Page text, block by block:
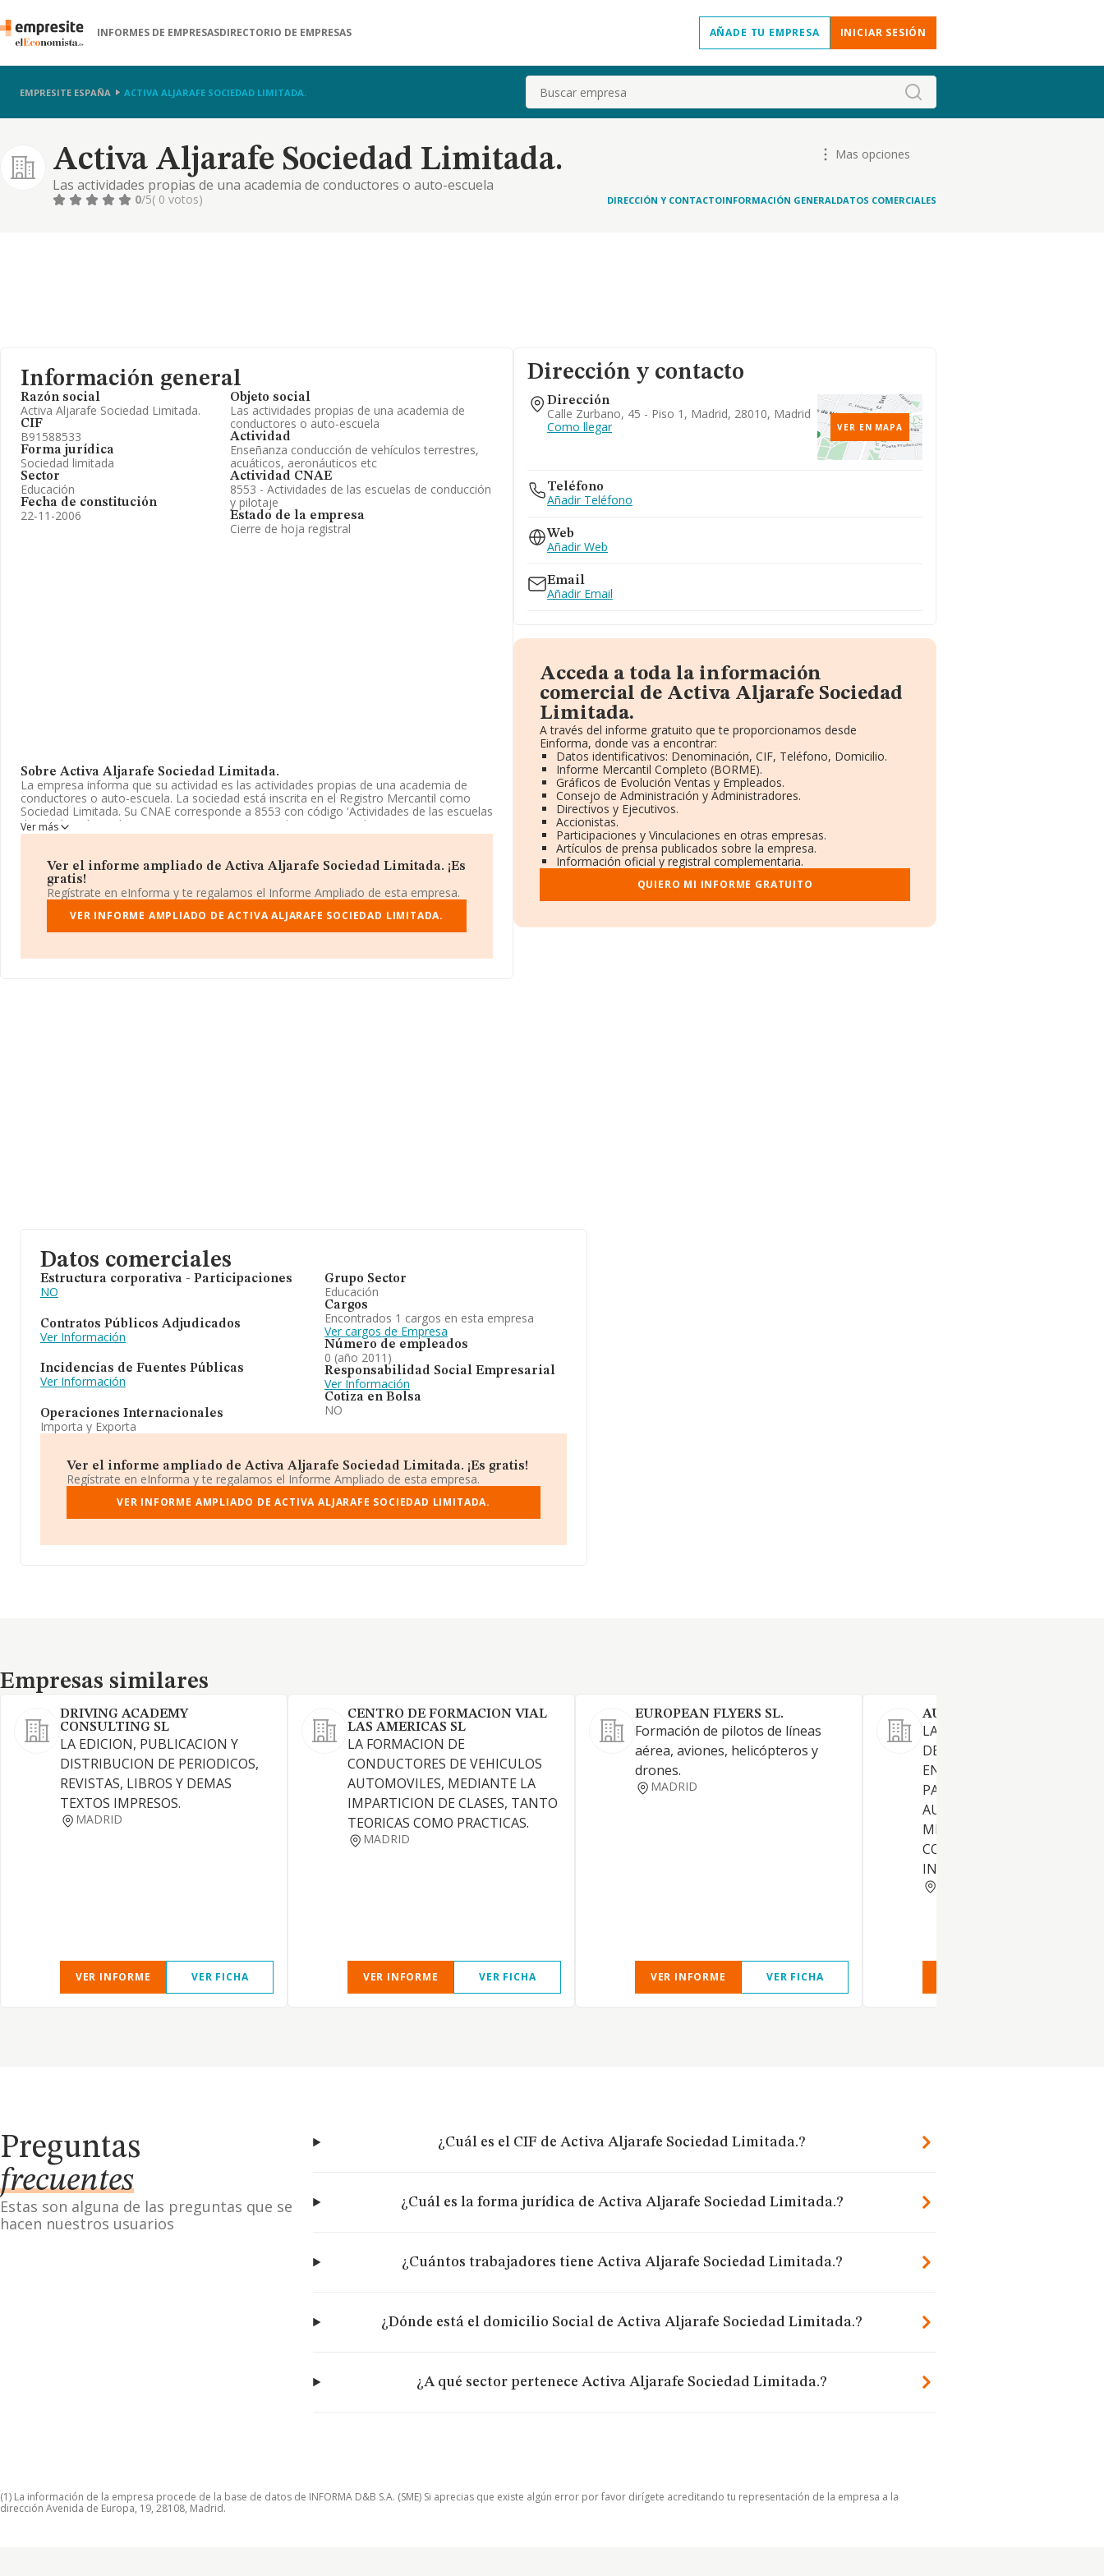
INFORMES DE EMPRESASDIRECTORIO DE EMPRESAS AÑADE TU EMPRESA INICIAR SESIÓN
EMPRESITE ESPAÑA ACTIVA ALJARAFE SOCIEDAD LIMITADA. Buscar
Activa Aljarafe Sociedad Limitada.
Las actividades propias de una academia de conductores o auto-escuela
Mas opciones
0/5( 0 votos) DIRECCIÓN Y CONTACTOINFORMACIÓN GENERALDATOS COMERCIALES
Información general
Razón social
Activa Aljarafe Sociedad Limitada.
CIF
B91588533
Forma jurídica
Sociedad limitada
Sector
Educación
Fecha de constitución
22-11-2006
Objeto social
Las actividades propias de una academia de
conductores o auto-escuela
Actividad
Enseñanza conducción de vehículos terrestres,
acuáticos, aeronáuticos etc
Actividad CNAE
8553 - Actividades de las escuelas de conducción
y pilotaje
Estado de la empresa
Cierre de hoja registral
Sobre Activa Aljarafe Sociedad Limitada.
La empresa informa que su actividad es las actividades propias de una academia de
conductores o auto-escuela. La sociedad está inscrita en el Registro Mercantil como
Sociedad Limitada. Su CNAE corresponde a 8553 con código 'Actividades de las escuelas
de conducción y pilotaje'. La empresa es importadora y exportadora.
Calle Zurbano Ct De Negocios Atrium núm. 45 Piso 1, (28010), Madrid, Madrid.
En relación con el sector y disponiendo de los datos de hasta 4.719 empresas, a nivel
nacional la facturación asciende a 564 millones de euros y se estima que el promedio de
la facturación entre todas las empresas es de 119 mil euros. En relación con la
información de la provincia de Madrid, en la base de datos de INFORMA aparecen 719
la información relativa a las compañías, la antigüedad desde la constitución es de 20
Ver más
Ver el informe ampliado de Activa Aljarafe Sociedad Limitada. ¡Es
gratis!
Regístrate en eInforma y te regalamos el Informe Ampliado de esta empresa.
VER INFORME AMPLIADO DE ACTIVA ALJARAFE SOCIEDAD LIMITADA.
Dirección y contacto
Dirección
Calle Zurbano, 45 - Piso 1, Madrid, 28010, Madrid
Como llegar
VER EN MAPA
Teléfono
Añadir Teléfono
Web
Añadir Web
Email
Añadir Email
Acceda a toda la información
comercial de Activa Aljarafe Sociedad
Limitada.
A través del informe gratuito que te proporcionamos desde
Einforma, donde vas a encontrar:
Datos identificativos: Denominación, CIF, Teléfono, Domicilio.
Informe Mercantil Completo (BORME).
Gráficos de Evolución Ventas y Empleados.
Consejo de Administración y Administradores.
Directivos y Ejecutivos.
Accionistas.
Participaciones y Vinculaciones en otras empresas.
Artículos de prensa publicados sobre la empresa.
Información oficial y registral complementaria.
QUIERO MI INFORME GRATUITO
Datos comerciales
Estructura corporativa - Participaciones
NO
Contratos Públicos Adjudicados
Ver Información
Incidencias de Fuentes Públicas
Ver Información
Operaciones Internacionales
Importa y Exporta
Grupo Sector
Educación
Cargos
Encontrados 1 cargos en esta empresa
Ver cargos de Empresa
Número de empleados
0 (año 2011)
Responsabilidad Social Empresarial
Ver Información
Cotiza en Bolsa
NO
Ver el informe ampliado de Activa Aljarafe Sociedad Limitada. ¡Es gratis!
Regístrate en eInforma y te regalamos el Informe Ampliado de esta empresa.
VER INFORME AMPLIADO DE ACTIVA ALJARAFE SOCIEDAD LIMITADA.
Empresas similares
Empresas similares
DRIVING ACADEMY
CONSULTING SL
LA EDICION, PUBLICACION Y
DISTRIBUCION DE PERIODICOS,
REVISTAS, LIBROS Y DEMAS
TEXTOS IMPRESOS.
MADRID
VER INFORME VER FICHA
CENTRO DE FORMACION VIAL
LAS AMERICAS SL
LA FORMACION DE
CONDUCTORES DE VEHICULOS
AUTOMOVILES, MEDIANTE LA
IMPARTICION DE CLASES, TANTO
TEORICAS COMO PRACTICAS.
MADRID
VER INFORME VER FICHA
EUROPEAN FLYERS SL.
Formación de pilotos de líneas
aérea, aviones, helicópteros y
drones.
MADRID
VER INFORME VER FICHA
AUTOESCUELA FESTIVAL
LA EXPLOTACION DEL
DE AUTOESCUELA, ASI
ENSENANZA Y PREPARACION
PARA PROFESORES DE
AUTOESCUELA. ACADEMIA
MECANOGRAFIA,
CONTABILIDAD, E.G.B.
INFORMATICA E IDIOMAS
Preguntas
frecuentes
Estas son alguna de las preguntas que se
hacen nuestros usuarios
¿Cuál es el CIF de Activa Aljarafe Sociedad Limitada.?
¿Cuál es la forma jurídica de Activa Aljarafe Sociedad Limitada.?
¿Cuántos trabajadores tiene Activa Aljarafe Sociedad Limitada.?
¿Dónde está el domicilio Social de Activa Aljarafe Sociedad Limitada.?
¿A qué sector pertenece Activa Aljarafe Sociedad Limitada.?
(1) La información de la empresa procede de la base de datos de INFORMA D&B S.A. (SME) Si aprecias que existe algún error por favor dirígete acreditando tu representación de la empresa a la
dirección Avenida de Europa, 19, 28108, Madrid.